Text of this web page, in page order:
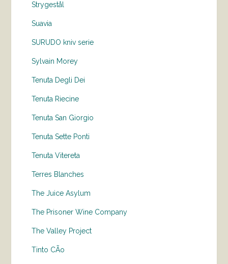
Strygestål
Suavia
SURUDO kniv serie
Sylvain Morey
Tenuta Degli Dei
Tenuta Riecine
Tenuta San Giorgio
Tenuta Sette Ponti
Tenuta Vitereta
Terres Blanches
The Juice Asylum
The Prisoner Wine Company
The Valley Project
Tinto CÃo